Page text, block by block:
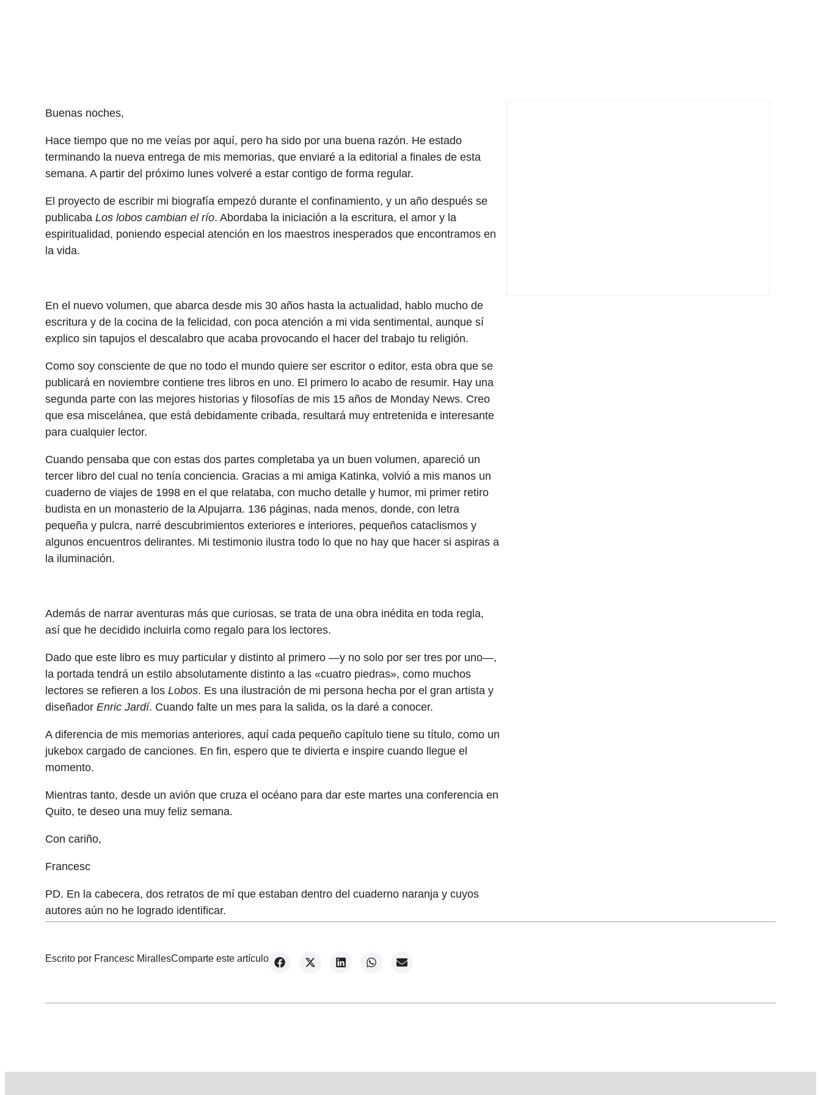
Buenas noches,
Hace tiempo que no me veías por aquí, pero ha sido por una buena razón. He estado
terminando la nueva entrega de mis memorias, que enviaré a la editorial a finales de esta
semana. A partir del próximo lunes volveré a estar contigo de forma regular.
El proyecto de escribir mi biografía empezó durante el confinamiento, y un año después se
publicabaLos lobos cambian el río. Abordaba la iniciación a la escritura, el amor y la
espiritualidad, poniendo especial atención en los maestros inesperados que encontramos en
la vida.
En el nuevo volumen, que abarca desde mis 30 años hasta la actualidad, hablo mucho de
escritura y de la cocina de la felicidad, con poca atención a mi vida sentimental, aunque sí
explico sin tapujos el descalabro que acaba provocando el hacer del trabajo tu religión.
Como soy consciente de que no todo el mundo quiere ser escritor o editor, esta obra que se
publicará en noviembre contiene tres libros en uno. El primero lo acabo de resumir. Hay una
segunda parte con las mejores historias y filosofías de mis 15 años de Monday News. Creo
que esa miscelánea, que está debidamente cribada, resultará muy entretenida e interesante
para cualquier lector.
Cuando pensaba que con estas dos partes completaba ya un buen volumen, apareció un
tercer libro del cual no tenía conciencia. Gracias a mi amiga Katinka, volvió a mis manos un
cuaderno de viajes de 1998 en el que relataba, con mucho detalle y humor, mi primer retiro
budista en un monasterio de la Alpujarra. 136 páginas, nada menos, donde, con letra
pequeña y pulcra, narré descubrimientos exteriores e interiores, pequeños cataclismos y
algunos encuentros delirantes. Mi testimonio ilustra todo lo que no hay que hacer si aspiras a
la iluminación.
Además de narrar aventuras más que curiosas, se trata de una obra inédita en toda regla,
así que he decidido incluirla como regalo para los lectores.
Dado que este libro es muy particular y distinto al primero —y no solo por ser tres por uno—,
la portada tendrá un estilo absolutamente distinto a las «cuatro piedras», como muchos
lectores se refieren a losLobos. Es una ilustración de mi persona hecha por el gran artista y
diseñadorEnric Jardí. Cuando falte un mes para la salida, os la daré a conocer.
A diferencia de mis memorias anteriores, aquí cada pequeño capítulo tiene su título, como un
jukebox cargado de canciones. En fin, espero que te divierta e inspire cuando llegue el
momento.
Mientras tanto, desde un avión que cruza el océano para dar este martes una conferencia en
Quito, te deseo una muy feliz semana.
Con cariño,
Francesc
PD. En la cabecera, dos retratos de mí que estaban dentro del cuaderno naranja y cuyos
autores aún no he logrado identificar.
Escrito por Francesc MirallesComparte este artículo